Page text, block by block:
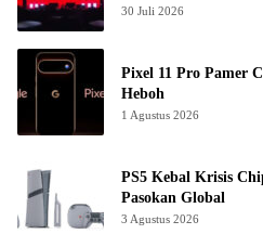
30 Juli 2026
Pixel 11 Pro Pamer
Heboh
1 Agustus 2026
PS5 Kebal Krisis
Pasokan Global
3 Agustus 2026